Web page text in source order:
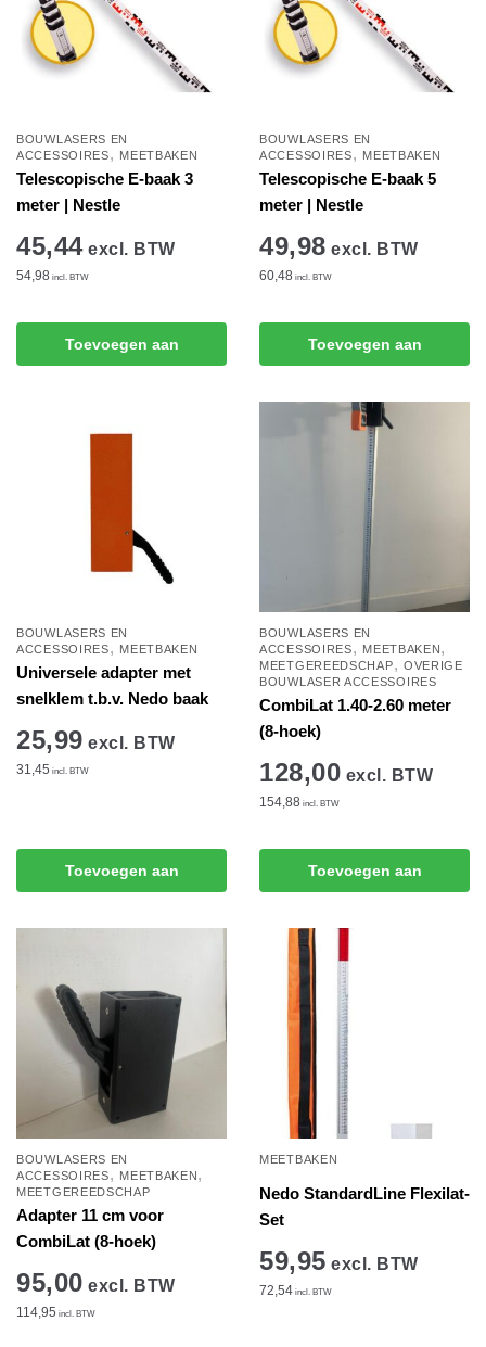
BOUWLASERS EN
ACCESSOIRES, MEETBAKEN
Telescopische E-baak 3
meter | Nestle
45,44excl. BTW
54,98 incl. BTW
Toevoegen aan
BOUWLASERS EN
ACCESSOIRES, MEETBAKEN
Telescopische E-baak 5
meter | Nestle
49,98 excl. BTW
60,48 incl. BTW
Toevoegen aan
BOUWLASERS EN
ACCESSOIRES, MEETBAKEN
Universele adapter met
snelklem t.b.v. Nedo baak
25,99 excl. BTW
31,45 incl. BTW
Toevoegen aan
BOUWLASERS EN
ACCESSOIRES, MEETBAKEN,
MEETGEREEDSCHAP, OVERIGE
BOUWLASER ACCESSOIRES
CombiLat 1.40-2.60 meter
(8-hoek)
128,00 excl. BTW
154,88 incl. BTW
Toevoegen aan
BOUWLASERS EN
ACCESSOIRES, MEETBAKEN,
MEETGEREEDSCHAP
Adapter 11 cm voor
CombiLat (8-hoek)
95,00 excl. BTW
114,95 incl. BTW
MEETBAKEN
Nedo StandardLine Flexilat-
Set
59,95 excl. BTW
72,54 incl. BTW